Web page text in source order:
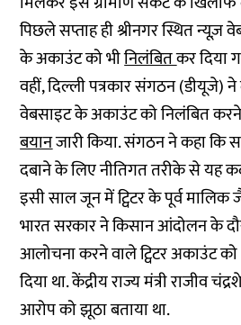
पिछले सप्ताह ही श्रीनगर स्थित न्यूज़
के अकाउंट को भीनिलंबितकर दिया
वहीं, दिल्ली पत्रकार संगठन (डीयूजे) ने
वेबसाइट के अकाउंट को निलंबित करने
बयानजारी किया. संगठन ने कहा कि
दबाने के लिए नीतिगत तरीके से यह
इसी साल जून में ट्विटर के पूर्व मालिक
भारत सरकार ने किसान आंदोलन के
आलोचना करने वाले ट्विटर अकाउंट
दिया था. केंद्रीय राज्य मंत्री राजीव
आरोप को झूठा बताया था.